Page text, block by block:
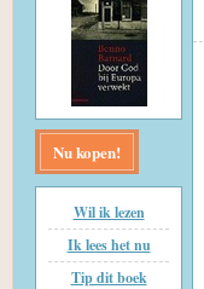
Nu kopen!
Wil ik lezen
Ik lees het nu
Tip dit boek